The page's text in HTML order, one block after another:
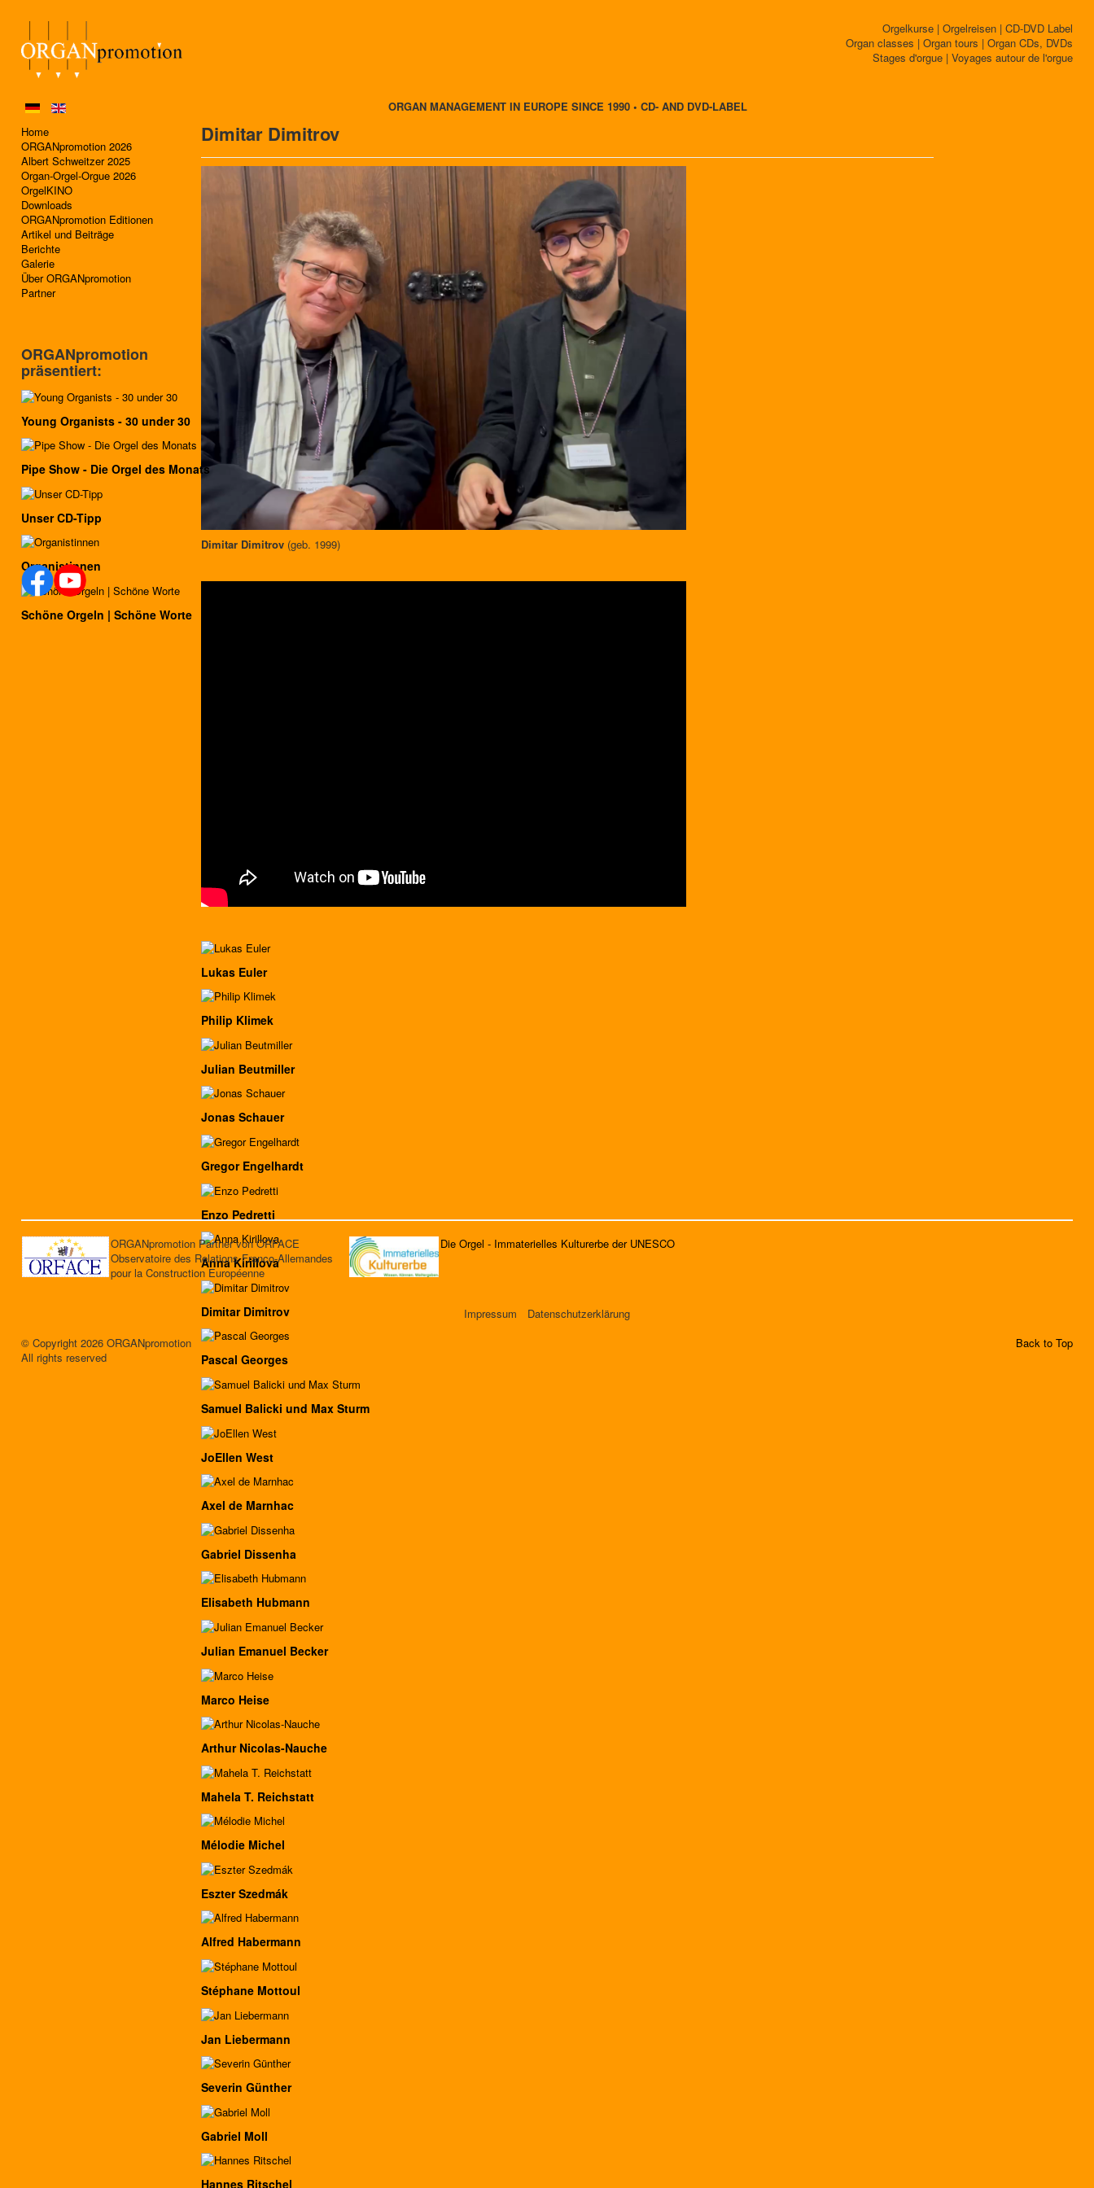
Orgelkurse | Orgelreisen | CD-DVD Label
Organ classes | Organ tours | Organ CDs, DVDs
Stages d'orgue | Voyages autour de l'orgue
Home
ORGANpromotion 2026
Albert Schweitzer 2025
Organ-Orgel-Orgue 2026
OrgelKINO
Downloads
ORGANpromotion Editionen
Artikel und Beiträge
Berichte
Galerie
Über ORGANpromotion
Partner
ORGAN MANAGEMENT IN EUROPE SINCE 1990 • CD- AND DVD-LABEL
Dimitar Dimitrov
Dimitar Dimitrov (geb. 1999)
Lukas Euler
Philip Klimek
Julian Beutmiller
Jonas Schauer
Gregor Engelhardt
Enzo Pedretti
Anna Kirillova
Dimitar Dimitrov
Pascal Georges
Samuel Balicki und Max Sturm
JoEllen West
Axel de Marnhac
Gabriel Dissenha
Elisabeth Hubmann
Julian Emanuel Becker
Marco Heise
Arthur Nicolas-Nauche
Mahela T. Reichstatt
Mélodie Michel
Eszter Szedmák
Alfred Habermann
Stéphane Mottoul
Jan Liebermann
Severin Günther
Gabriel Moll
Hannes Ritschel
ORGANpromotion
präsentiert:
Young Organists - 30 under 30
Pipe Show - Die Orgel des Monats
Unser CD-Tipp
Organistinnen
Schöne Orgeln | Schöne Worte
ORGANpromotion Partner von ORFACE
Observatoire des Relations Franco-Allemandes
pour la Construction Européenne
Die Orgel - Immaterielles Kulturerbe der UNESCO
Impressum
Datenschutzerklärung
© Copyright 2026 ORGANpromotion
All rights reserved
Back to Top